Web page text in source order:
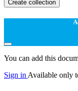
Create collection
You can add this
Sign in Available only